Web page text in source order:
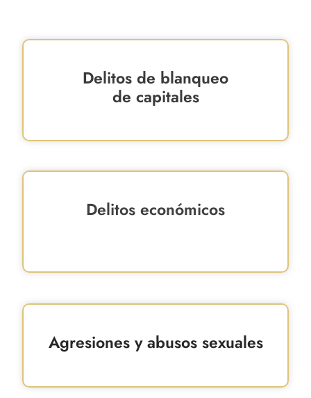
Delitos de blanqueo
de capitales
Delitos económicos
Agresiones y abusos sexuales